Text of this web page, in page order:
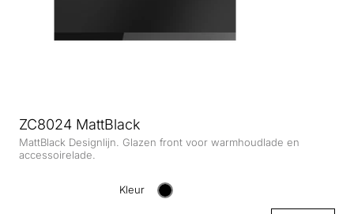
ZC8024 MattBlack
MattBlack Designlijn. Glazen front voor warmhoudlade en
accessoirelade.
Kleur